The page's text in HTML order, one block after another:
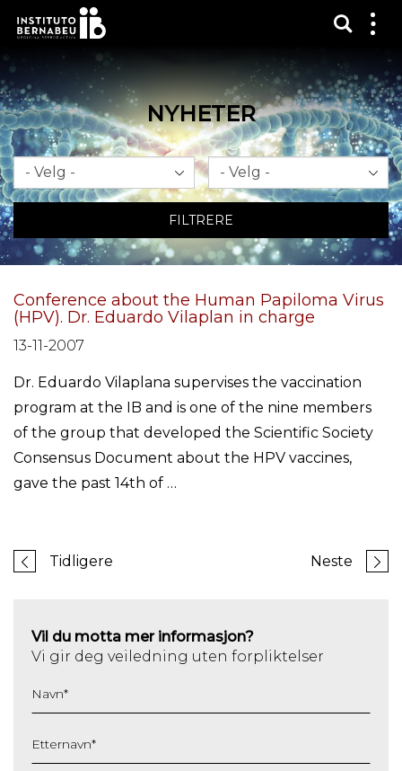
Vis
NYHETER
Måned År
FILTRERE
Conference about the Human Papiloma Virus
(HPV). Dr. Eduardo Vilaplan in charge
13-11-2007
Dr. Eduardo Vilaplana supervises the vaccination
program at the IB and is one of the nine members
of the group that developed the Scientific Society
Consensus Document about the HPV vaccines,
gave the past 14th of …
Tidligere Neste
Vil du motta mer informasjon?
Vi gir deg veiledning uten forpliktelser
Navn*
Etternavn*